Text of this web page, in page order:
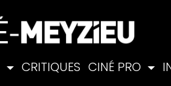
CRITIQUES CINÉ PRO